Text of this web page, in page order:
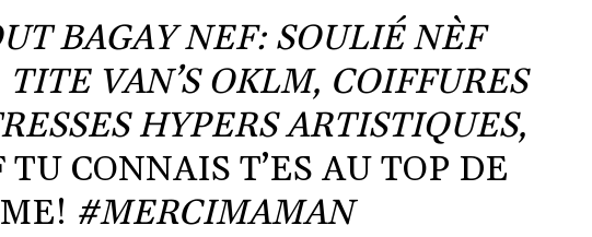
BAGAY NEF: SOULIÉ NÈF
TITE VAN’S OKLM, COIFFURES
HYPERS ARTISTIQUES,
CONNAIS T’ES AU TOP DE
#MERCIMAMAN